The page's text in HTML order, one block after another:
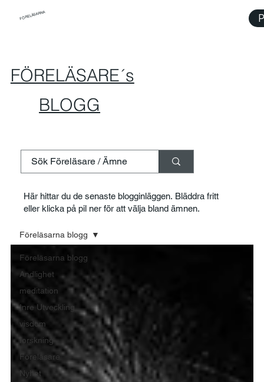
FÖRELÄSARNA
FÖRELÄSARE´s
BLOGG
Här hittar du de senaste blogginläggen. Bläddra fritt
eller klicka på pil ner för att välja bland ämnen.
Föreläsarna blogg
Andlighet
meditation
Inre Utveckling
visdom
forskning
Föreläsare
Nyhet
Föreläsarna blogg